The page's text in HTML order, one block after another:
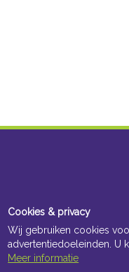
Cookies & privacy
Wij gebruiken cookies
advertentiedoeleinden. U
Meer informatie